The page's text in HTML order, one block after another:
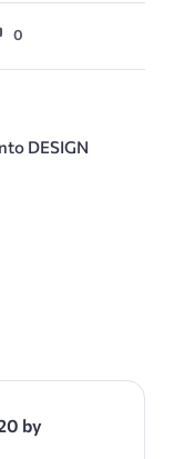
0
DESIGN
by